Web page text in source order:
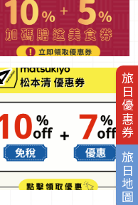
旅日優惠券
旅日地圖